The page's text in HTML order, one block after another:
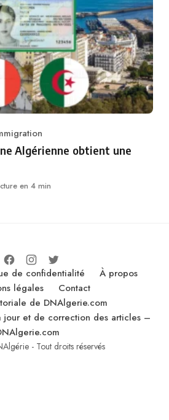
Algérienne obtient une
en 4 min
de confidentialité
À propos
légales
Contact
de DNAlgerie.com
jour et de correction des articles –
- Tout droits réservés